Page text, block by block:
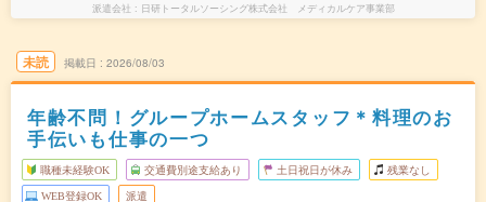
派遣会社 日研トータルソーシング株式会社 メディカルケア事業部
未読 掲載日 2026/08/03
年齢不問！グループホームスタッフ＊料理のお
手伝いも仕事の一つ
職種未経験OK 交通費別途支給あり 土日祝日が休み 残業なし
WEB登録OK 派遣